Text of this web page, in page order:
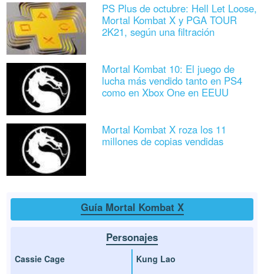
PS Plus de octubre: Hell Let Loose,
Mortal Kombat X y PGA TOUR
2K21, según una filtración
Mortal Kombat 10: El juego de
lucha más vendido tanto en PS4
como en Xbox One en EEUU
Mortal Kombat X roza los 11
millones de copias vendidas
Guía Mortal Kombat X
Personajes
Cassie Cage
Kung Lao